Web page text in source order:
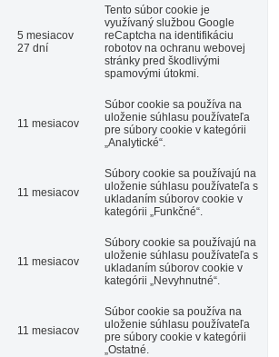
5 mesiacov
27 dní
Tento súbor cookie je
využívaný službou Google
reCaptcha na identifikáciu
robotov na ochranu webovej
stránky pred škodlivými
spamovými útokmi.
11 mesiacov
Súbor cookie sa používa na
uloženie súhlasu používateľa
pre súbory cookie v kategórii
„Analytické“.
11 mesiacov
Súbory cookie sa používajú na
uloženie súhlasu používateľa s
ukladaním súborov cookie v
kategórii „Funkčné“.
11 mesiacov
Súbory cookie sa používajú na
uloženie súhlasu používateľa s
ukladaním súborov cookie v
kategórii „Nevyhnutné“.
11 mesiacov
Súbor cookie sa používa na
uloženie súhlasu používateľa
pre súbory cookie v kategórii
„Ostatné.